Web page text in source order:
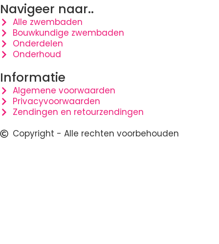
Navigeer naar..
Alle zwembaden
Bouwkundige zwembaden
Onderdelen
Onderhoud
Informatie
Algemene voorwaarden
Privacyvoorwaarden
Zendingen en retourzendingen
Copyright - Alle rechten voorbehouden